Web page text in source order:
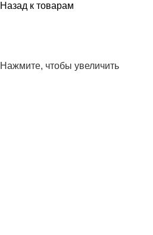
Назад к товарам
Нажмите, чтобы увеличить